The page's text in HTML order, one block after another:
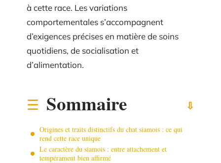
à cette race. Les variations
comportementales s’accompagnent
d’exigences précises en matière de soins
quotidiens, de socialisation et
d’alimentation.
Sommaire
Origines et traits distinctifs du chat siamois : ce qui
rend cette race unique
Le caractère du siamois : entre attachement et
tempérament bien affirmé